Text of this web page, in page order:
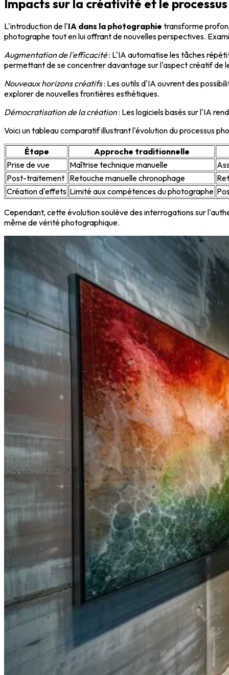
Impacts sur la créativité et le
L'introduction de l'IA dans la photographie transforme
photographe tout en lui offrant de nouvelles perspectives.
Augmentation de l'efficacité: L'IA automatise les tâches
permettant de se concentrer davantage sur l'aspect créatif de
Nouveaux horizons créatifs: Les outils d'IA ouvrent des
explorer de nouvelles frontières esthétiques.
Démocratisation de la création: Les logiciels basés sur l'IA
Voici un tableau comparatif illustrant l'évolution du processus
Étape
Approche traditionnelle
Prise de vue
Maîtrise technique manuelle
Post-traitement Retouche manuelle chronophage
Création d'effets Limité aux compétences du photographe
Cependant, cette évolution soulève des interrogations sur
même de vérité photographique.